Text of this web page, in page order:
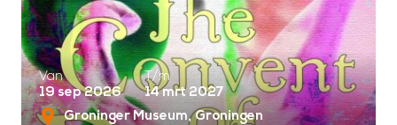
Van
19 sep 2026
T/m
14 mrt 2027
Groninger Museum Groningen